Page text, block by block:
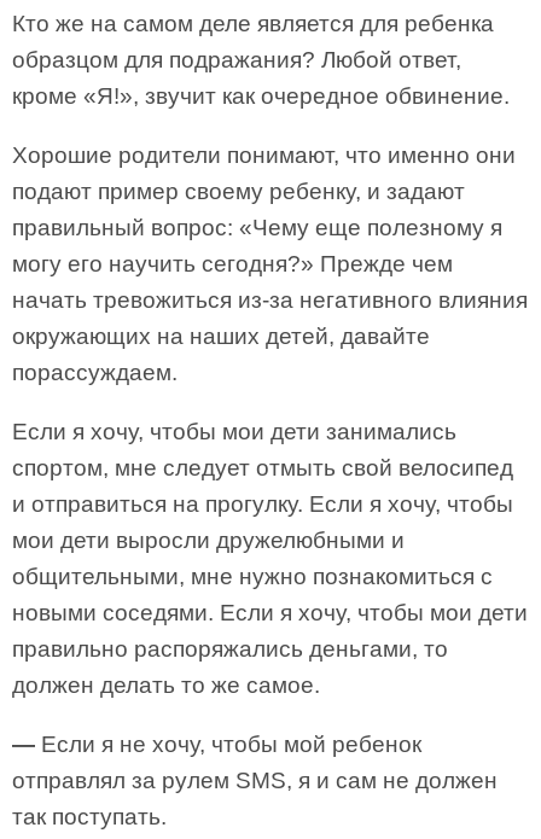
Кто же на самом деле является для ребенка
образцом для подражания? Любой ответ,
кроме «Я!», звучит как очередное обвинение.
Хорошие родители понимают, что именно они
подают пример своему ребенку, и задают
правильный вопрос: «Чему еще полезному я
могу его научить сегодня?» Прежде чем
начать тревожиться из-за негативного влияния
окружающих на наших детей, давайте
порассуждаем.
Если я хочу, чтобы мои дети занимались
спортом, мне следует отмыть свой велосипед
и отправиться на прогулку. Если я хочу, чтобы
мои дети выросли дружелюбными и
общительными, мне нужно познакомиться с
новыми соседями. Если я хочу, чтобы мои дети
правильно распоряжались деньгами, то
должен делать то же самое.
— Если я не хочу, чтобы мой ребенок
отправлял за рулем SMS, я и сам не должен
так поступать.